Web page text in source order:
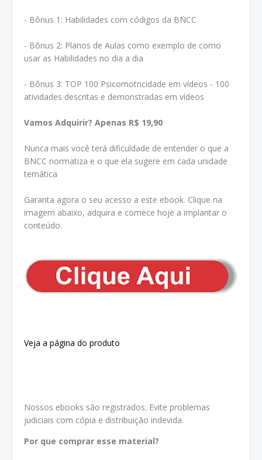
- Bônus 1: Habilidades com códigos da BNCC
- Bônus 2: Planos de Aulas como exemplo de como
usar as Habilidades no dia a dia
- Bônus 3: TOP 100 Psicomotricidade em vídeos - 100
atividades descritas e demonstradas em vídeos
Vamos Adquirir? Apenas R$ 19,90
Nunca mais você terá dificuldade de entender o que a
BNCC normatiza e o que ela sugere em cada unidade
temática
Garanta agora o seu acesso a este ebook. Clique na
imagem abaixo, adquira e comece hoje a implantar o
conteúdo.
Veja a página do produto
Nossos ebooks são registrados. Evite problemas
judiciais com cópia e distribuição indevida.
Por que comprar esse material?